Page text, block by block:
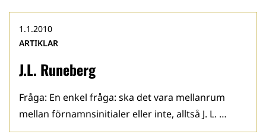
J.L. Runeberg
1.1.2010
ARTIKLAR
Fråga: En enkel fråga: ska det vara mellanrum
mellan förnamnsinitialer eller inte, alltså J. L. …